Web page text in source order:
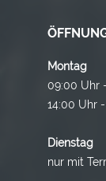
Montag
09:00 Uhr
14:00 Uhr
Dienstag
nur mit